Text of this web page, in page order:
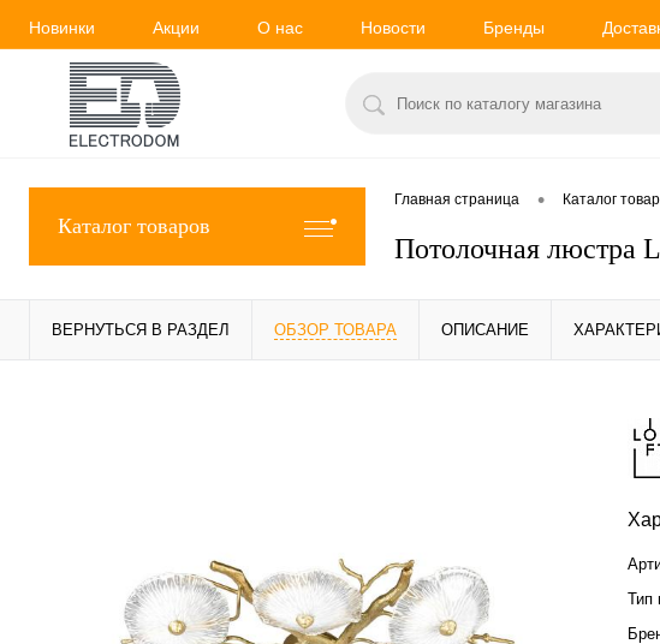
Новинки Акции О нас Новости Бренды
Каталог товаров
Главная страница • Каталог
Потолочная люстра
ВЕРНУТЬСЯ В РАЗДЕЛ ОБЗОР ТОВАРА ОПИСАНИЕ
Тип